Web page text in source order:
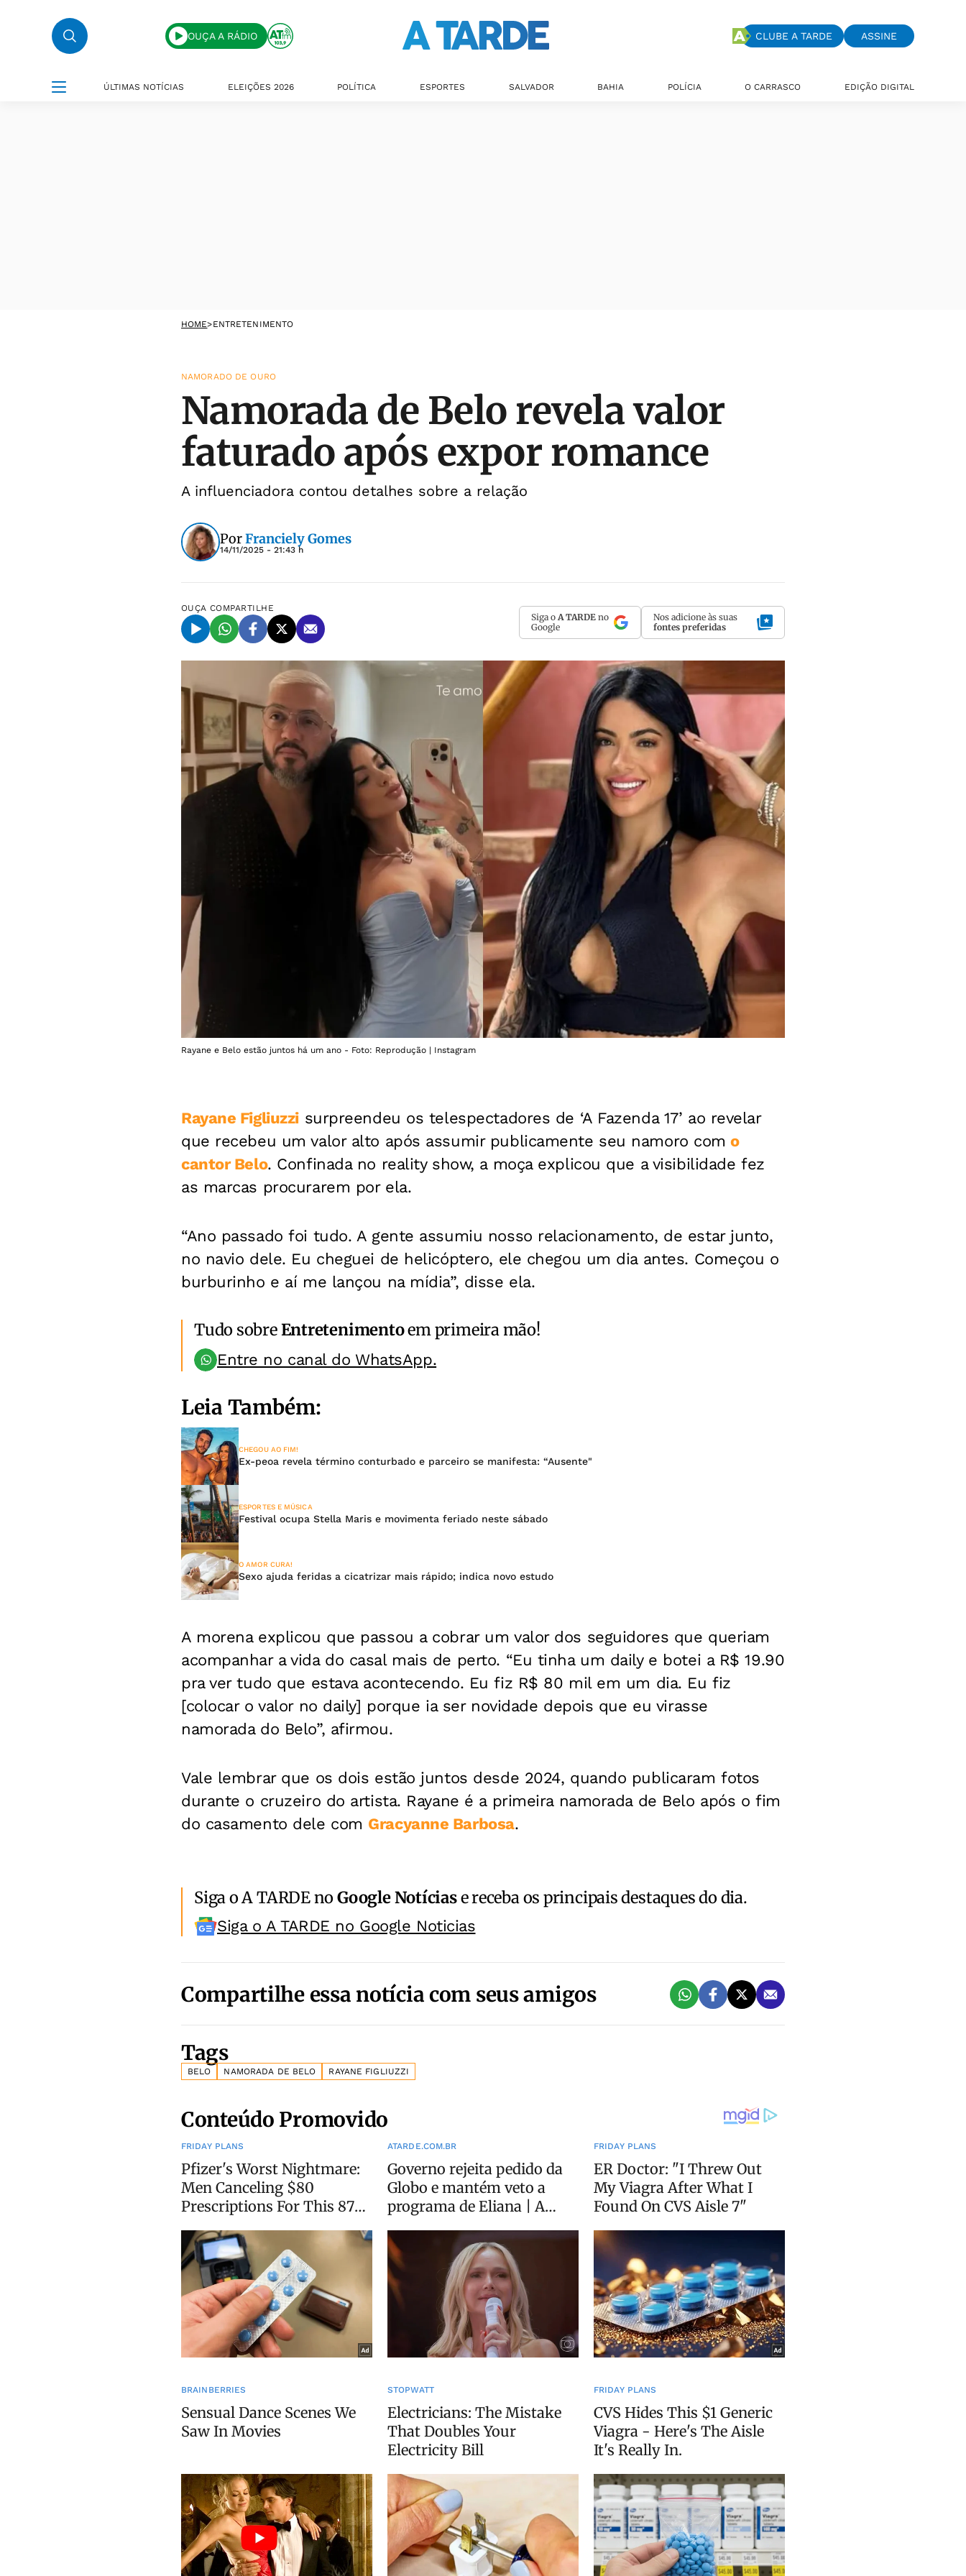
OUÇA A RÁDIO CLUBE A TARDE ASSINE
ÚLTIMAS NOTÍCIAS ELEIÇÕES 2026 POLÍTICA ESPORTES SALVADOR BAHIA POLÍCIA O CARRASCO EDIÇÃO DIGITAL
HOME>ENTRETENIMENTO
NAMORADO DE OURO
Namorada de Belo revela valor
faturado após expor romance
A influenciadora contou detalhes sobre a relação
PorFranciely Gomes
14/11/2025 - 21:43 h
OUÇA COMPARTILHE
Siga o A TARDE no
Google
Nos adicione às suas
fontes preferidas
Rayane e Belo estão juntos há um ano - Foto: Reprodução | Instagram
Rayane Figliuzzisurpreendeu os telespectadores de ‘A Fazenda 17’ ao revelar
que recebeu um valor alto após assumir publicamente seu namoro com o
cantor Belo. Confinada no reality show, a moça explicou que a visibilidade fez
as marcas procurarem por ela.
“Ano passado foi tudo. A gente assumiu nosso relacionamento, de estar junto,
no navio dele. Eu cheguei de helicóptero, ele chegou um dia antes. Começou o
burburinho e aí me lançou na mídia”, disse ela.
Tudo sobreEntretenimentoem primeira mão!
Entre no canal do WhatsApp.
Leia Também:
CHEGOU AO FIM!
Ex-peoa revela término conturbado e parceiro se manifesta: “Ausente"
ESPORTES E MÚSICA
Festival ocupa Stella Maris e movimenta feriado neste sábado
O AMOR CURA!
Sexo ajuda feridas a cicatrizar mais rápido; indica novo estudo
A morena explicou que passou a cobrar um valor dos seguidores que queriam
acompanhar a vida do casal mais de perto. “Eu tinha um daily e botei a R$ 19.90
pra ver tudo que estava acontecendo. Eu fiz R$ 80 mil em um dia. Eu fiz
[colocar o valor no daily] porque ia ser novidade depois que eu virasse
namorada do Belo”, afirmou.
Vale lembrar que os dois estão juntos desde 2024, quando publicaram fotos
durante o cruzeiro do artista. Rayane é a primeira namorada de Belo após o fim
do casamento dele com Gracyanne Barbosa.
Siga o A TARDE noGoogle Notíciase receba os principais destaques do dia.
Siga o A TARDE no Google Noticias
Compartilhe essa notícia com seus amigos
Tags
BELO NAMORADA DE BELO RAYANE FIGLIUZZI